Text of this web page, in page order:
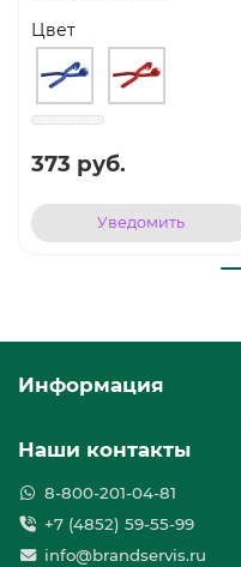
Цвет
373 руб.
Уведомить
Информация
Наши контакты
8-800-201-04-81
+7 (4852) 59-55-99
info@brandservis.ru